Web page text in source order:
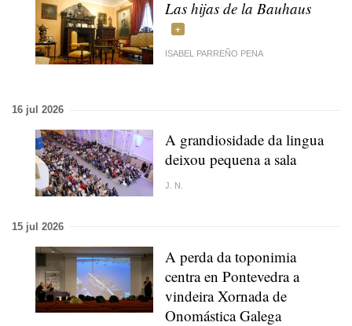
Las hijas de la Bauhaus
ISABEL PARREÑO PENA
16 jul 2026
A grandiosidade da lingua
deixou pequena a sala
J. N.
15 jul 2026
A perda da toponimia
centra en Pontevedra a
vindeira Xornada de
Onomástica Galega